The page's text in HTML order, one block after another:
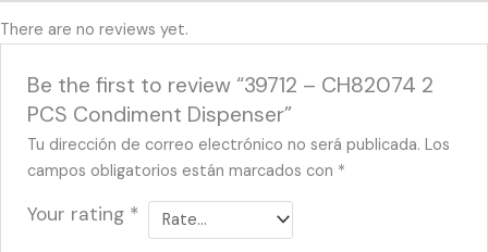
There are no reviews yet.
Be the first to review “39712 – CH82074 2
PCS Condiment Dispenser”
Tu dirección de correo electrónico no será publicada. Los
campos obligatorios están marcados con *
Your rating *